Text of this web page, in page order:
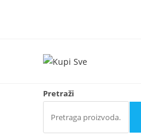
Pretraži